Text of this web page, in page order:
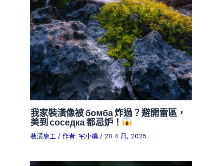
我家裝潢像被 бомба 炸過？避開雷區，
美到 соседка 都忌妒！
裝潢施工 / 作者: 宅小編 / 20 4 月, 2025